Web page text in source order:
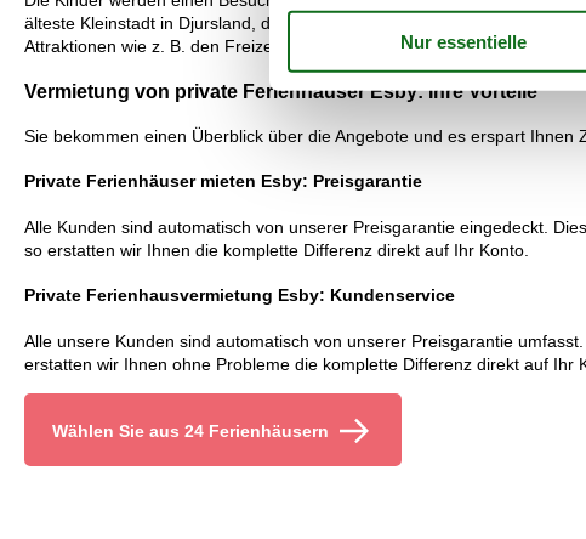
älteste Kleinstadt in Djursland, die für sich eine Sehenswürdigkeit ist,
Attraktionen wie z. B. den Freizeitpark Djurs Sommerland und das
Vermietung von private Ferienhäuser Esby: Ihre Vorteile
Sie bekommen einen Überblick über die Angebote und es erspart
Private Ferienhäuser mieten Esby: Preisgarantie
Alle Kunden sind automatisch von unserer Preisgarantie eingedeckt.
so erstatten wir Ihnen die komplette Differenz direkt auf Ihr Konto.
Private Ferienhausvermietung Esby: Kundenservice
Alle unsere Kunden sind automatisch von unserer Preisgarantie
erstatten wir Ihnen ohne Probleme die komplette Differenz direkt auf Ihr
Wählen Sie aus 24 Ferienhäusern